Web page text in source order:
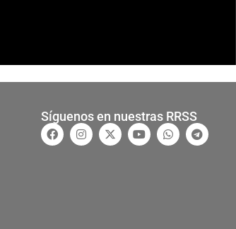
Síguenos en nuestras RRSS